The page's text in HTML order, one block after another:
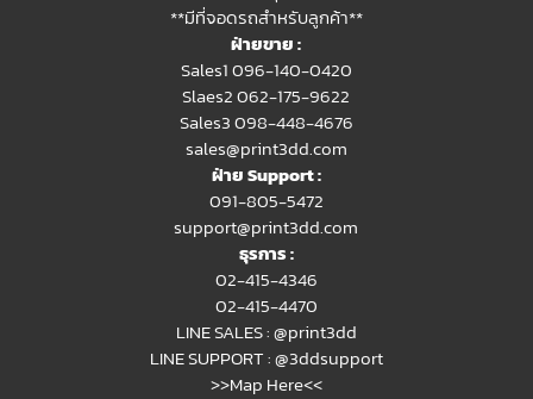
**มีที่จอดรถสำหรับลูกค้า**
ฝ่ายขาย :
Sales1 096-140-0420
Slaes2062-175-9622
Sales3 098-448-4676
sales@print3dd.com
ฝ่าย Support :
091-805-5472
support@print3dd.com
ธุรการ :
02-415-4346
02-415-4470
LINE SALES :@print3dd
LINE SUPPORT :@3ddsupport
>>Map Here<<